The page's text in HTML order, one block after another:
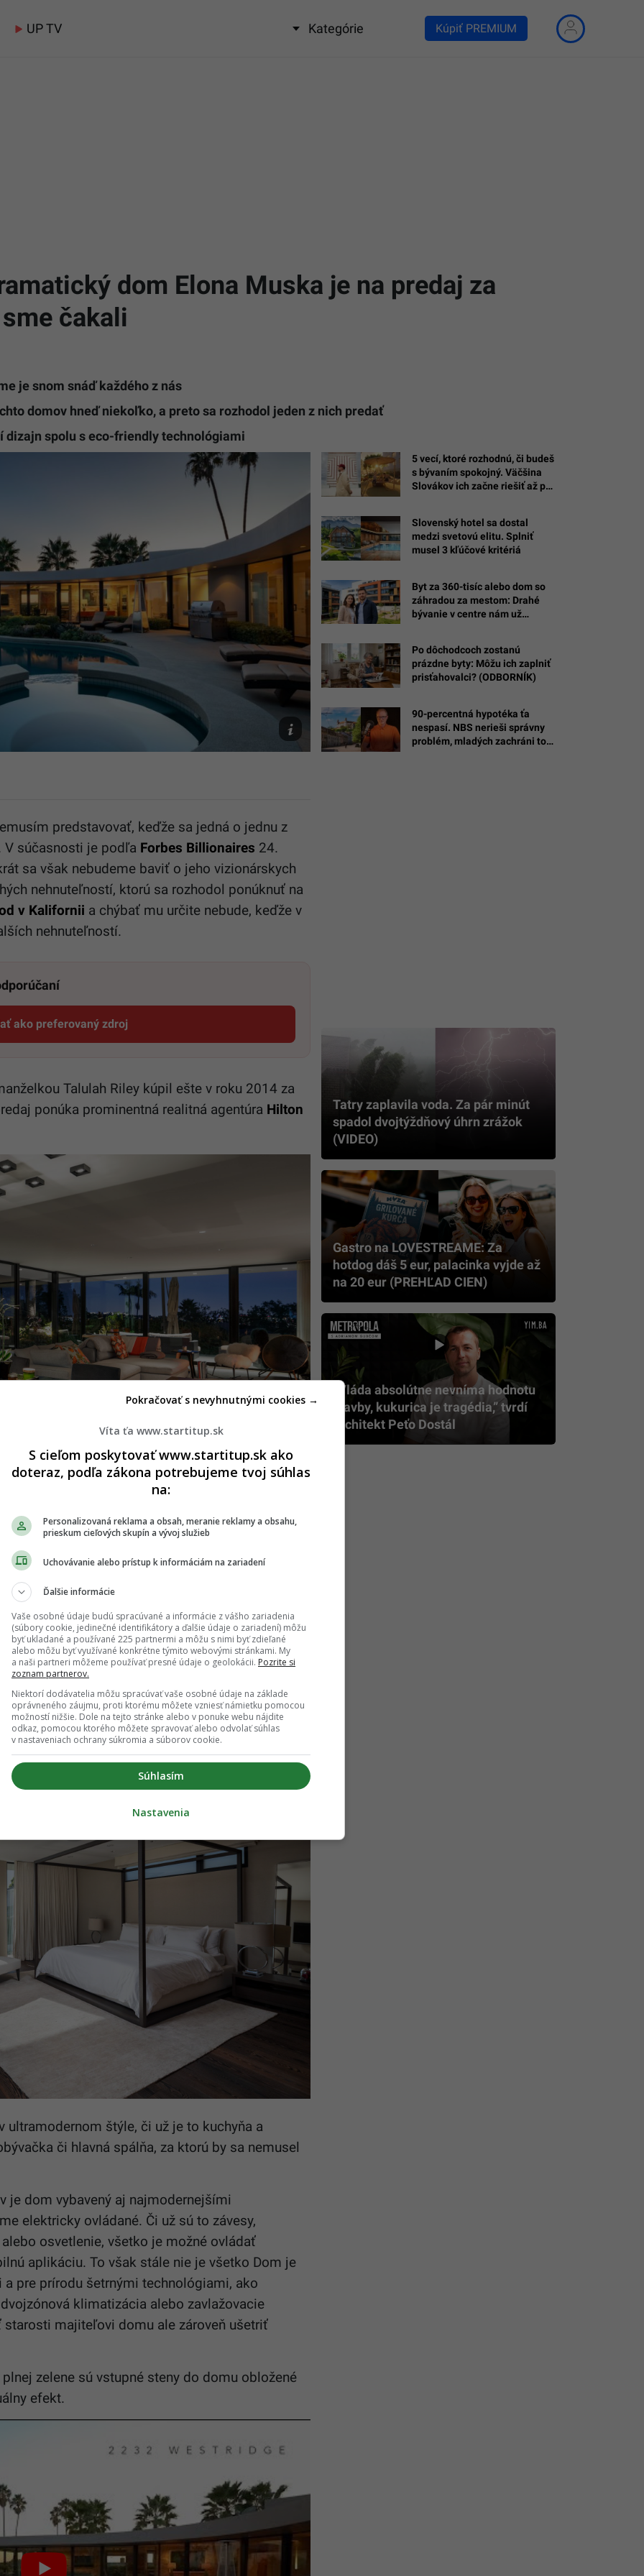
UP TV Kategórie Kúpiť PREMIUM
dom Elona Muska je na predaj za
čakali
je snom snáď každého z nás
domov hneď niekoľko, a preto sa rozhodol jeden z nich predať
spolu s eco-friendly technológiami
hiltonhyland.com
predstavovať, keďže sa jedná o jednu z
V súčasnosti je podľa Forbes Billionaires 24.
sa však nebudeme baviť o jeho vizionárskych
nehnuteľností, ktorú sa rozhodol ponúknuť na
v Kalifornii a chýbať mu určite nebude, keďže v
nehnuteľností.
ako preferovaný zdroj
Startitup, odkaz sa otvorí v novom okne
Talulah Riley kúpil ešte v roku 2014 za
ponúka prominentná realitná agentúra Hilton
a 3 kúpelne s nádherným výhľadom a
bumerang, vďaka čomu sa dosiahla
výhľad z izby na vonkajšiu plochu s
pocit, akoby si sa nenachádzal v
s neobmedzeným panoramatickým
v ruke skvelá presvetlenosť vnútorných izieb ale
maximálne súkromie.
metrov štvorcových, a tak sa klaustrofobických
vôbec báť. Vstup na „terasu“ jecez
s lakovanými murovanými stenami ideálne
ultramodernom štýle, či už je to kuchyňa a
či hlavná spálňa, za ktorú by sa nemusel
je dom vybavený aj najmodernejšími
elektricky ovládané. Či už sú to závesy,
osvetlenie, všetko je možné ovládať
aplikáciu. To však stále nie je všetko Dom je
pre prírodu šetrnými technológiami, ako
klimatizácia alebo zavlažovacie
majiteľovi domu ale zároveň ušetriť
zelene sú vstupné steny do domu obložené
efekt.
5 vecí, ktoré rozhodnú, či budeš
s bývaním spokojný. Väčšina
Slovákov ich začne riešiť až po
Slovenský hotel sa dostal
medzi svetovú elitu. Splniť
musel 3 kľúčové kritériá
Byt za 360-tisíc alebo dom so
záhradou za mestom: Drahé
bývanie v centre nám už
Po dôchodcoch zostanú
prázdne byty: Môžu ich zaplniť
prisťahovalci? (ODBORNÍK)
90-percentná hypotéka ťa
nespasí. NBS nerieši správny
problém, mladých zachráni toto
Tatry zaplavila voda. Za pár minút
spadol dvojtýždňový úhrn zrážok
(VIDEO)
Gastro na LOVESTREAME: Za
hotdog dáš 5 eur, palacinka vyjde až
na 20 eur (PREHĽAD CIEN)
„Vláda absolútne nevníma hodnotu
stavby, kukurica je tragédia,” tvrdí
architekt Peťo Dostál
Víta ťa www.startitup.sk
S cieľom poskytovať www.startitup.sk ako
doteraz, podľa zákona potrebujeme tvoj súhlas
na:
Personalizovaná reklama a obsah, meranie reklamy a obsahu,
prieskum cieľových skupín a vývoj služieb
Uchovávanie alebo prístup k informáciám na zariadení
Ďalšie informácie
Vaše osobné údaje budú spracúvané a informácie z vášho zariadenia
(súbory cookie, jedinečné identifikátory a ďalšie údaje o zariadení) môžu
byť ukladané a používané 225 partnermi a môžu s nimi byť zdieľané
alebo môžu byť využívané konkrétne týmito webovými stránkami. My
a naši partneri môžeme používať presné údaje o geolokácii. Pozrite si
zoznam partnerov.
Niektorí dodávatelia môžu spracúvať vaše osobné údaje na základe
oprávneného záujmu, proti ktorému môžete vzniesť námietku pomocou
možností nižšie. Dole na tejto stránke alebo v ponuke webu nájdite
odkaz, pomocou ktorého môžete spravovať alebo odvolať súhlas
v nastaveniach ochrany súkromia a súborov cookie.
Súhlasím
Pokračovať s nevyhnutnými cookies →
Nastavenia